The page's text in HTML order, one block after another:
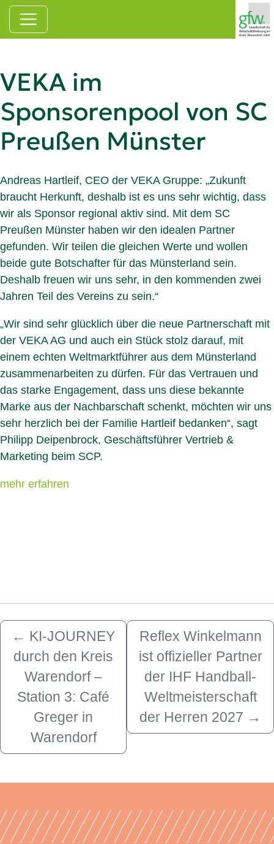
Zum Hauptinhalt springen
VEKA im
Sponsorenpool von SC
Preußen Münster
Andreas Hartleif, CEO der VEKA Gruppe: „Zukunft
braucht Herkunft, deshalb ist es uns sehr wichtig, dass
wir als Sponsor regional aktiv sind. Mit dem SC
Preußen Münster haben wir den idealen Partner
gefunden. Wir teilen die gleichen Werte und wollen
beide gute Botschafter für das Münsterland sein.
Deshalb freuen wir uns sehr, in den kommenden zwei
Jahren Teil des Vereins zu sein.“
„Wir sind sehr glücklich über die neue Partnerschaft mit
der VEKA AG und auch ein Stück stolz darauf, mit
einem echten Weltmarktführer aus dem Münsterland
zusammenarbeiten zu dürfen. Für das Vertrauen und
das starke Engagement, dass uns diese bekannte
Marke aus der Nachbarschaft schenkt, möchten wir uns
sehr herzlich bei der Familie Hartleif bedanken“, sagt
Philipp Deipenbrock, Geschäftsführer Vertrieb &
Marketing beim SCP.
mehr erfahren
← KI-JOURNEY
durch den Kreis
Warendorf –
Station 3: Café
Greger in
Warendorf
Reflex Winkelmann
ist offizieller Partner
der IHF Handball-
Weltmeisterschaft
der Herren 2027 →